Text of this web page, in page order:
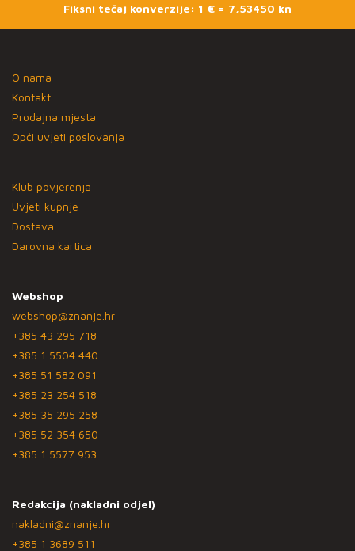
Fiksni tečaj konverzije: 1 € = 7,53450 kn
O nama
Kontakt
Prodajna mjesta
Opći uvjeti poslovanja
Klub povjerenja
Uvjeti kupnje
Dostava
Darovna kartica
Webshop
webshop@znanje.hr
+385 43 295 718
+385 1 5504 440
+385 51 582 091
+385 23 254 518
+385 35 295 258
+385 52 354 650
+385 1 5577 953
Redakcija (nakladni odjel)
nakladni@znanje.hr
+385 1 3689 511